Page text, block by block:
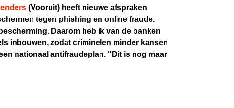
(Vooruit) heeft nieuwe afspraken
tegen phishing en online fraude.
Daarom heb ik van de banken
inbouwen, zodat criminelen minder kansen
nationaal antifraudeplan. "Dit is nog maar